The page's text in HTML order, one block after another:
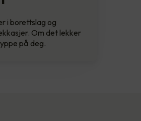
i borettslag og
Om det lekker
på deg.